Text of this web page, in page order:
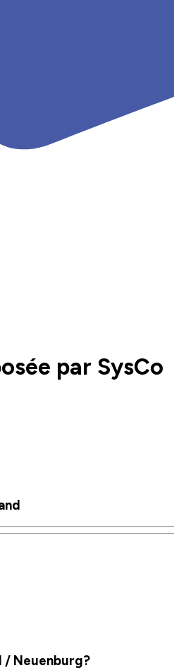
par SysCo
/ Neuenburg?